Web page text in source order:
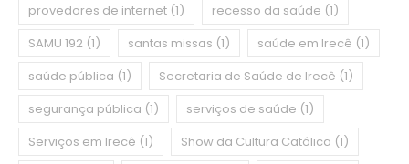
provedores de internet (1) recesso da saúde (1)
SAMU 192 (1) santas missas (1) saúde em Irecê (1)
saúde pública (1) Secretaria de Saúde de Irecê (1)
segurança pública (1) serviços de saúde (1)
Serviços em Irecê (1) Show da Cultura Católica (1)